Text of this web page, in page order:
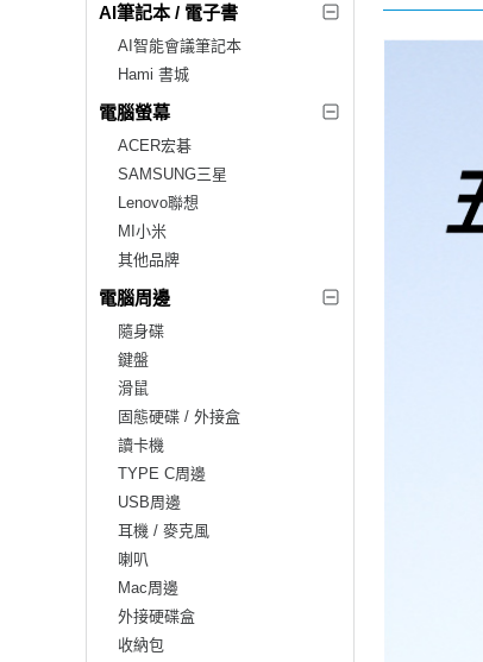
AI筆記本 / 電子書
AI智能會議筆記本
Hami 書城
電腦螢幕
ACER宏碁
SAMSUNG三星
Lenovo聯想
MI小米
其他品牌
電腦周邊
隨身碟
鍵盤
滑鼠
固態硬碟 / 外接盒
讀卡機
TYPE C周邊
USB周邊
耳機 / 麥克風
喇叭
Mac周邊
外接硬碟盒
收納包